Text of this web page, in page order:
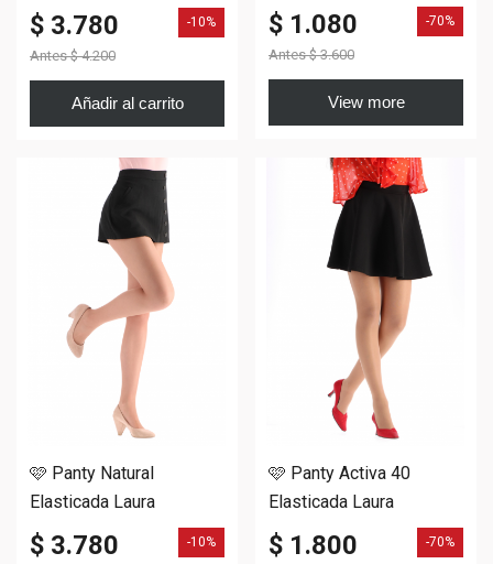
$ 3.780
Antes $ 4.200
-10%
Añadir al carrito
$ 1.080
Antes $ 3.600
-70%
View more
🩷 Panty Natural
Elasticada Laura
$ 3.780 -10%
🩷 Panty Activa 40
Elasticada Laura
$ 1.800 -70%